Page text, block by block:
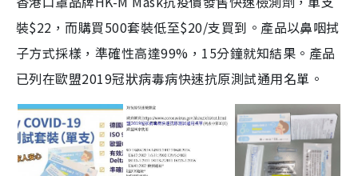
裝$22，而購買500套裝低至$20/支買到。產品以鼻咽拭
子方式採樣，準確性高達99%，15分鐘就知結果。產品
已列在歐盟2019冠狀病毒病快速抗原測試通用名單。